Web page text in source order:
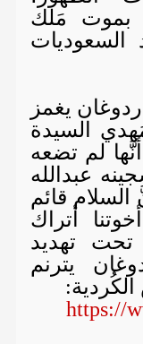
بموت مَلك
السعوديات
يغمز
السيدة
لم تضعه
عبدالله
السلام قائم
أتراك
تحت تهديد
يترنم
https://